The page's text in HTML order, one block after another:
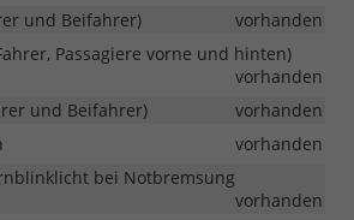
und Beifahrer)
vorhanden
Passagiere vorne und hinten)
vorhanden
und Beifahrer)
vorhanden
vorhanden
bei Notbremsung
vorhanden